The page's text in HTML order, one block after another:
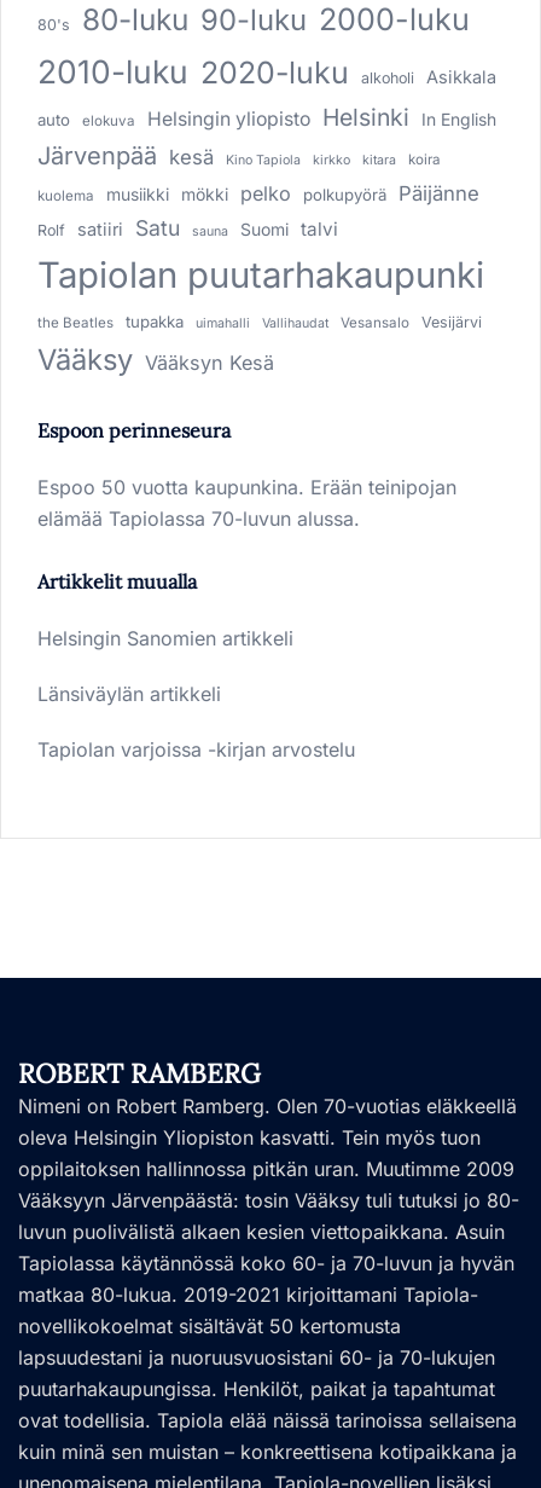
80's 80-luku 90-luku 2000-luku
2010-luku 2020-luku alkoholi Asikkala
auto elokuva Helsingin yliopisto Helsinki In English
Järvenpää kesä Kino Tapiola kirkko kitara koira
kuolema musiikki mökki pelko polkupyörä Päijänne
Rolf satiiri Satu sauna Suomi talvi
Tapiolan puutarhakaupunki
the Beatles tupakka uimahalli Vallihaudat Vesansalo Vesijärvi
Vääksy Vääksyn Kesä
Espoon perinneseura
Espoo 50 vuotta kaupunkina. Erään teinipojan
elämää Tapiolassa 70-luvun alussa.
Artikkelit muualla
Helsingin Sanomien artikkeli
Länsiväylän artikkeli
Tapiolan varjoissa -kirjan arvostelu
ROBERT RAMBERG
Nimeni on Robert Ramberg. Olen 70-vuotias eläkkeellä
oleva Helsingin Yliopiston kasvatti. Tein myös tuon
oppilaitoksen hallinnossa pitkän uran. Muutimme 2009
Vääksyyn Järvenpäästä: tosin Vääksy tuli tutuksi jo 80-
luvun puolivälistä alkaen kesien viettopaikkana. Asuin
Tapiolassa käytännössä koko 60- ja 70-luvun ja hyvän
matkaa 80-lukua. 2019-2021 kirjoittamani Tapiola-
novellikokoelmat sisältävät 50 kertomusta
lapsuudestani ja nuoruusvuosistani 60- ja 70-lukujen
puutarhakaupungissa. Henkilöt, paikat ja tapahtumat
ovat todellisia. Tapiola elää näissä tarinoissa sellaisena
kuin minä sen muistan – konkreettisena kotipaikkana ja